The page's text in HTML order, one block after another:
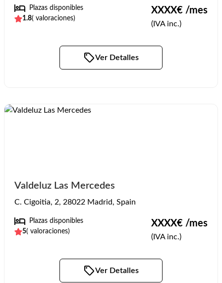
Plazas disponibles
1.8( valoraciones)
XXXX€ /mes
(IVA inc.)
Ver Detalles
Valdeluz Las Mercedes
C. Cigoitia, 2, 28022 Madrid, Spain
Plazas disponibles
5( valoraciones)
XXXX€ /mes
(IVA inc.)
Ver Detalles